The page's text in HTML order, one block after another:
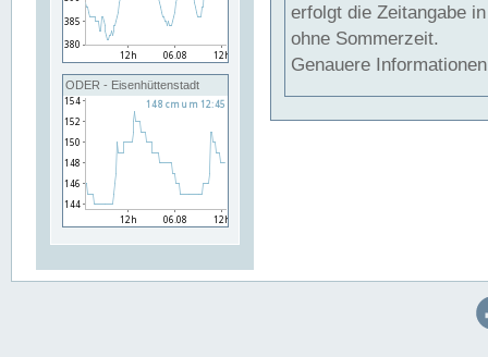
ODER - Eisenhüttenstadt
erfolgt die Zeitangabe
ohne Sommerzeit.
Genauere